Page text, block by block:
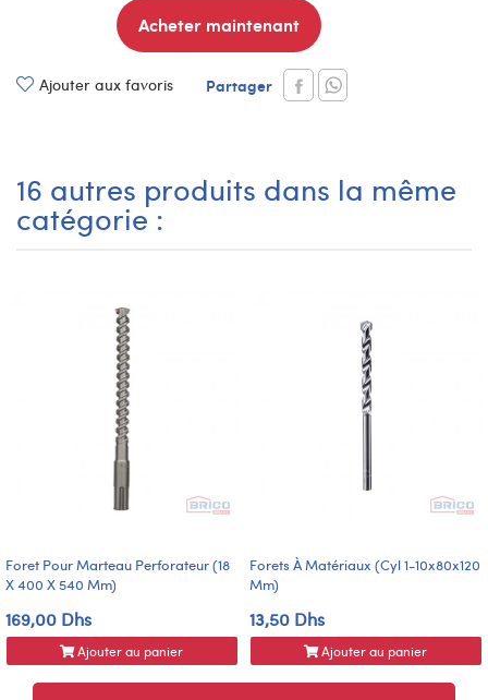
Acheter maintenant
Ajouter aux favoris Partager
16 autres produits dans la même
catégorie :
Foret Pour Marteau Perforateur (18
X 400 X 540 Mm)
169,00 Dhs
Ajouter au panier
Forets À Matériaux (cyl 1-10x80x120
Mm)
13,50 Dhs
Ajouter au panier